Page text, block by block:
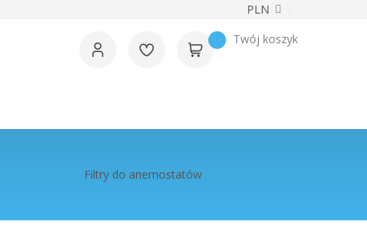
Waluta
PLN
Twój koszyk
Filtry do anemostatów